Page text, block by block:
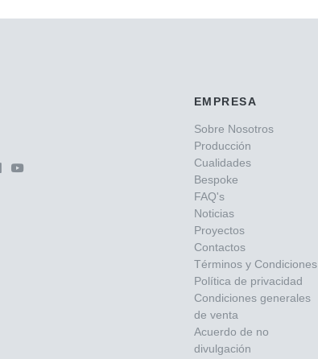
EMPRESA
Sobre Nosotros
Producción
Cualidades
Bespoke
FAQ's
Noticias
Proyectos
Contactos
Términos y Condiciones
Política de privacidad
Condiciones generales
de venta
Acuerdo de no
divulgación